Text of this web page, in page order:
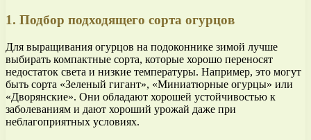
1. Подбор подходящего сорта огурцов
Для выращивания огурцов на подоконнике зимой лучше
выбирать компактные сорта, которые хорошо переносят
недостаток света и низкие температуры. Например, это могут
быть сорта «Зеленый гигант», «Миниатюрные огурцы» или
«Дворянские». Они обладают хорошей устойчивостью к
заболеваниям и дают хороший урожай даже при
неблагоприятных условиях.